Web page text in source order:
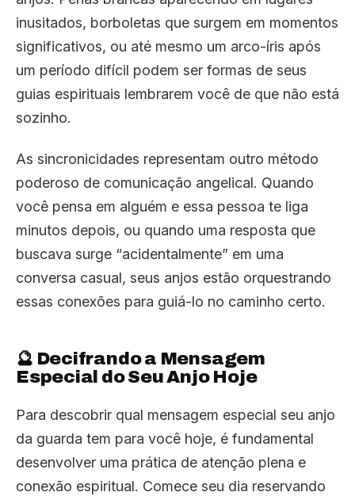
inusitados, borboletas que surgem em momentos
significativos, ou até mesmo um arco-íris após
um período difícil podem ser formas de seus
guias espirituais lembrarem você de que não está
sozinho.
As sincronicidades representam outro método
poderoso de comunicação angelical. Quando
você pensa em alguém e essa pessoa te liga
minutos depois, ou quando uma resposta que
buscava surge “acidentalmente” em uma
conversa casual, seus anjos estão orquestrando
essas conexões para guiá-lo no caminho certo.
🔮 Decifrando a Mensagem
Especial do Seu Anjo Hoje
Para descobrir qual mensagem especial seu anjo
da guarda tem para você hoje, é fundamental
desenvolver uma prática de atenção plena e
conexão espiritual. Comece seu dia reservando